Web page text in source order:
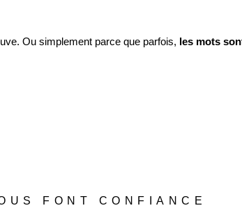
Ou simplement parce que parfois, les mots
FONT CONFIANCE